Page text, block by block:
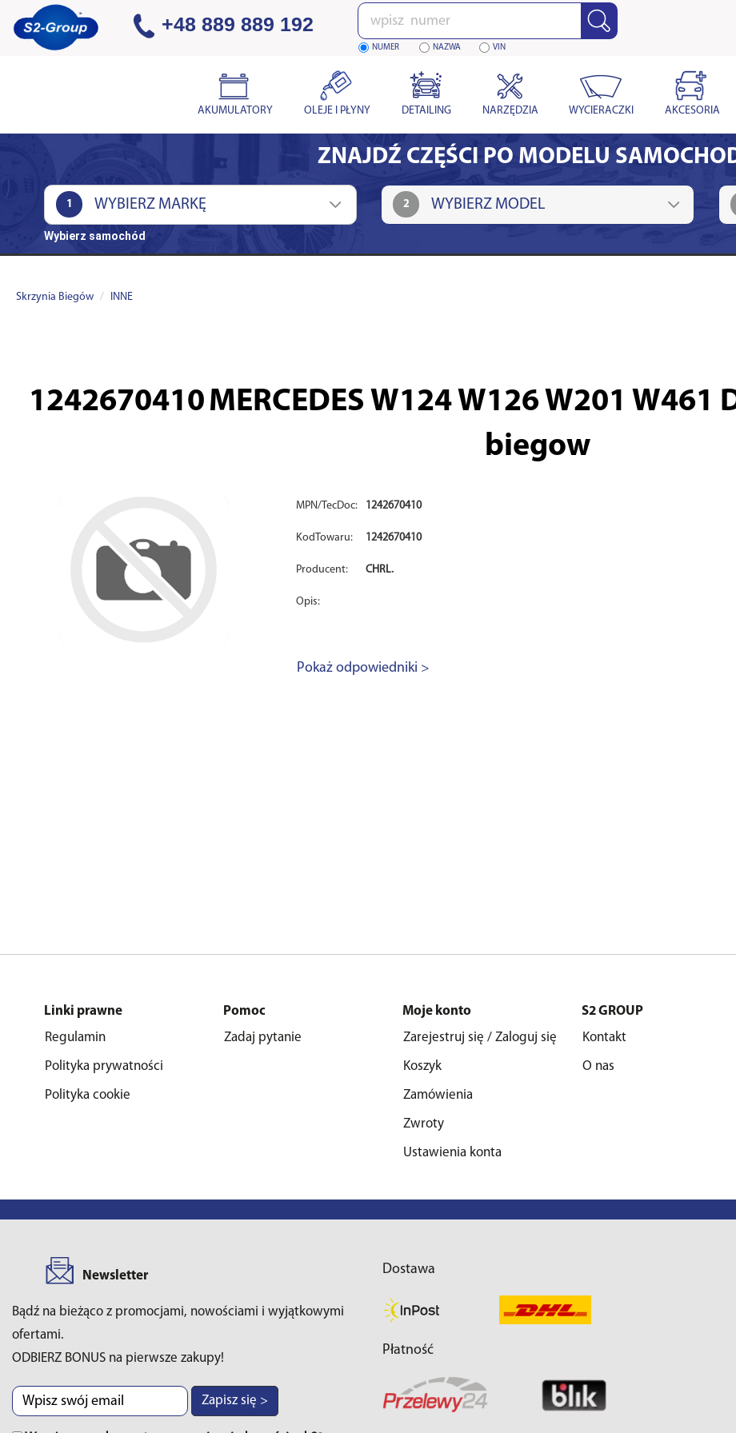
+48 889 889 192 Wpisz
numer
NUMER NAZWA VIN
AKUMULATORY OLEJE I PŁYNY DETAILING NARZĘDZIA WYCIERACZKI AKCESORIA
ZNAJDŹ CZĘŚCI PO MODELU
1 2
Wybierz samochód
Skrzynia Biegów INNE
1242670410 MERCEDES W124 W126 W201
biegow
MPN/TecDoc: 1242670410
KodTowaru: 1242670410
Producent: CHRL.
Opis:
Pokaż odpowiedniki >
Linki prawne
Regulamin
Polityka prywatności
Polityka cookie
Pomoc
Zadaj pytanie
Moje konto
Zarejestruj się / Zaloguj się
Koszyk
Zamówienia
Zwroty
Ustawienia konta
S2 GROUP
Kontakt
O nas
Newsletter
Bądź na bieżąco z promocjami, nowościami i wyjątkowymi
ofertami.
ODBIERZ BONUS na pierwsze zakupy!
Zapisz się >
Dostawa
Płatność